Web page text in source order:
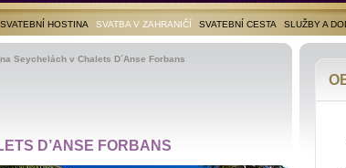
SVATEBNÍ HOSTINA SVATBA V ZAHRANIČÍ SVATEBNÍ CESTA SLUŽBY A
Seychelách v Chalets D´Anse Forbans
D’ANSE FORBANS